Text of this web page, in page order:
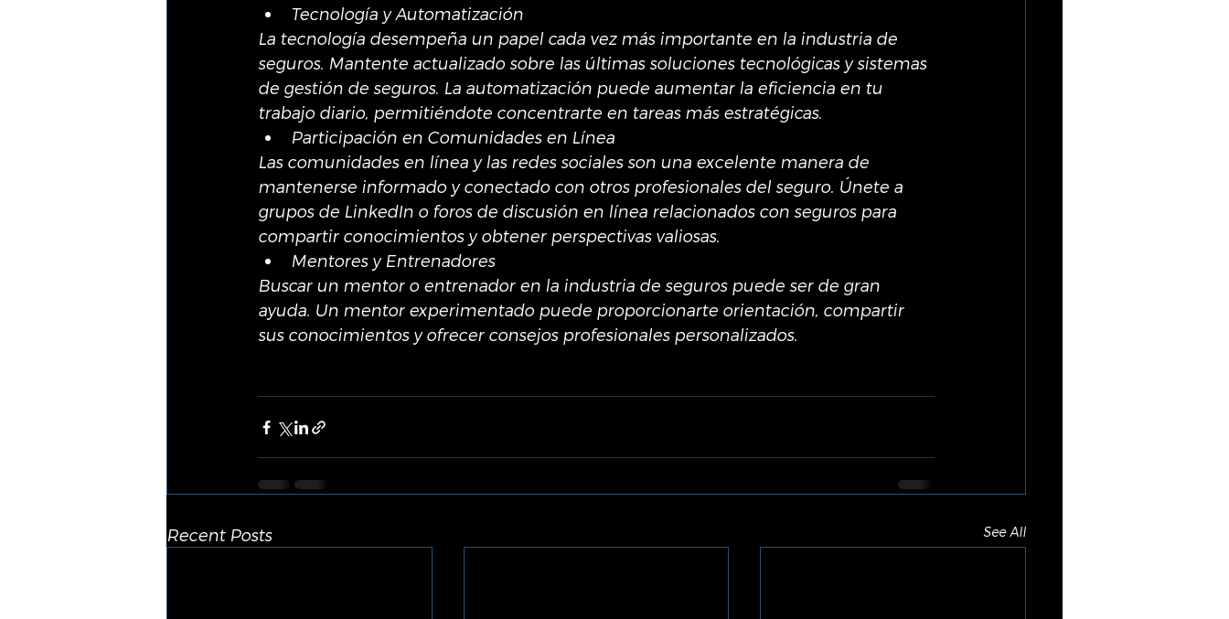
Tecnología y Automatización
La tecnología desempeña un papel cada vez más importante en la industria de
seguros. Mantente actualizado sobre las últimas soluciones tecnológicas y sistemas
de gestión de seguros. La automatización puede aumentar la eficiencia en tu
trabajo diario, permitiéndote concentrarte en tareas más estratégicas.
Participación en Comunidades en Línea
Las comunidades en línea y las redes sociales son una excelente manera de
mantenerse informado y conectado con otros profesionales del seguro. Únete a
grupos de LinkedIn o foros de discusión en línea relacionados con seguros para
compartir conocimientos y obtener perspectivas valiosas.
Mentores y Entrenadores
Buscar un mentor o entrenador en la industria de seguros puede ser de gran
ayuda. Un mentor experimentado puede proporcionarte orientación, compartir
sus conocimientos y ofrecer consejos profesionales personalizados.
Recent Posts See All